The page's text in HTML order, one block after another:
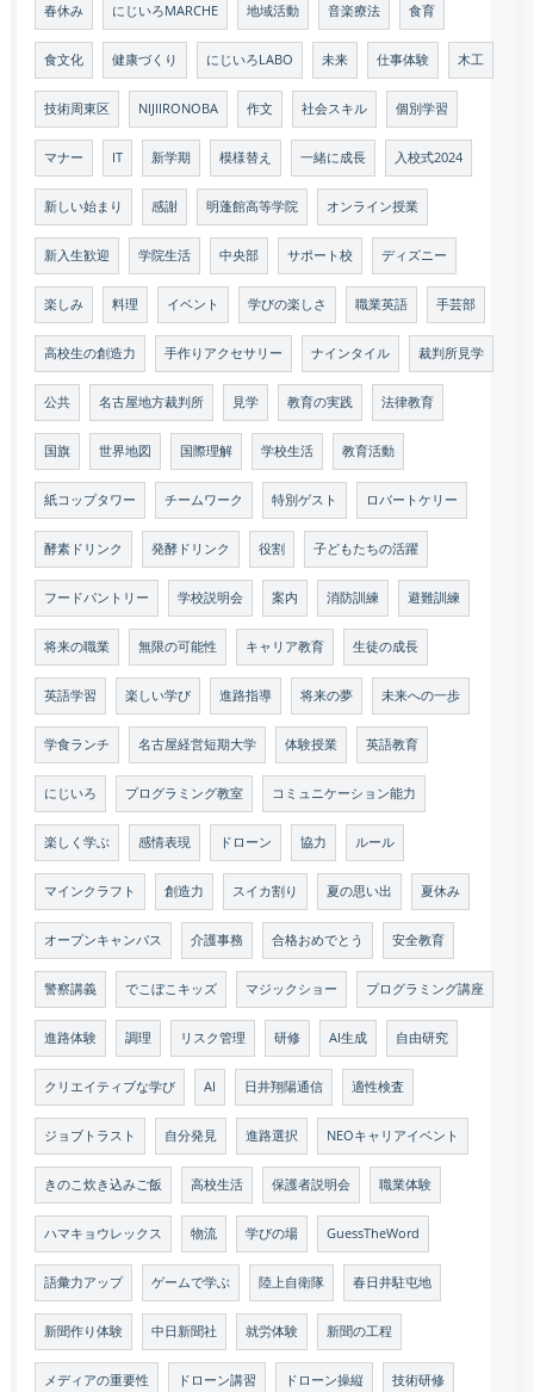
春休み にじいろMARCHE 地域活動 音楽療法 食育
食文化 健康づくり にじいろLABO 未来 仕事体験 木工
技術周東区 NIJIIRONOBA 作文 社会スキル 個別学習
マナー IT 新学期 模様替え 一緒に成長 入校式2024
新しい始まり 感謝 明蓬館高等学院 オンライン授業
新入生歓迎 学院生活 中央部 サポート校 ディズニー
楽しみ 料理 イベント 学びの楽しさ 職業英語 手芸部
高校生の創造力 手作りアクセサリー ナインタイル 裁判所見学
公共 名古屋地方裁判所 見学 教育の実践 法律教育
国旗 世界地図 国際理解 学校生活 教育活動
紙コップタワー チームワーク 特別ゲスト ロバートケリー
酵素ドリンク 発酵ドリンク 役割 子どもたちの活躍
フードパントリー 学校説明会 案内 消防訓練 避難訓練
将来の職業 無限の可能性 キャリア教育 生徒の成長
英語学習 楽しい学び 進路指導 将来の夢 未来への一歩
学食ランチ 名古屋経営短期大学 体験授業 英語教育
にじいろ プログラミング教室 コミュニケーション能力
楽しく学ぶ 感情表現 ドローン 協力 ルール
マインクラフト 創造力 スイカ割り 夏の思い出 夏休み
オープンキャンパス 介護事務 合格おめでとう 安全教育
警察講義 でこぼこキッズ マジックショー プログラミング講座
進路体験 調理 リスク管理 研修 AI生成 自由研究
クリエイティブな学び AI 日井翔陽通信 適性検査
ジョブトラスト 自分発見 進路選択 NEOキャリアイベント
きのこ炊き込みご飯 高校生活 保護者説明会 職業体験
ハマキョウレックス 物流 学びの場 GuessTheWord
語彙力アップ ゲームで学ぶ 陸上自衛隊 春日井駐屯地
新聞作り体験 中日新聞社 就労体験 新聞の工程
メディアの重要性 ドローン講習 ドローン操縦 技術研修